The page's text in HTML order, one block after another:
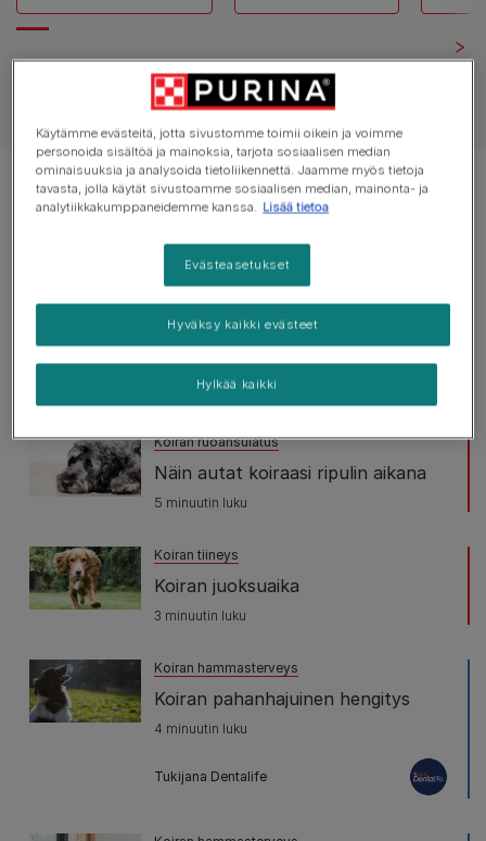
Näytä kaikki koiria koskevat artikkelit
Tulokset 12 of 13 artikkelista
Suositut artikkelit
Koirien loiset
Kirput ja punkit koirilla
7 minuutin luku
Koiran ruoansulatus
Näin autat koiraasi ripulin aikana
5 minuutin luku
Koiran tiineys
Koiran juoksuaika
3 minuutin luku
Koiran hammasterveys
Koiran pahanhajuinen hengitys
4 minuutin luku
Tukijana Dentalife
Käytämme evästeitä, jotta sivustomme toimii oikein ja voimme
personoida sisältöä ja mainoksia, tarjota sosiaalisen median
ominaisuuksia ja analysoida tietoliikennettä. Jaamme myös tietoja
tavasta, jolla käytät sivustoamme sosiaalisen median, mainonta- ja
analytiikkakumppaneidemme kanssa. Lisää tietoa
Evästeasetukset
Hylkää kaikki
Hyväksy kaikki evästeet